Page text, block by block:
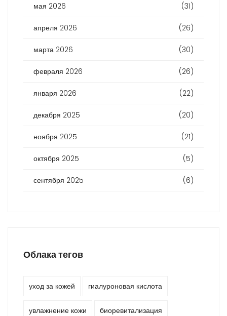
мая 2026 (31)
апреля 2026 (26)
марта 2026 (30)
февраля 2026 (26)
января 2026 (22)
декабря 2025 (20)
ноября 2025 (21)
октября 2025 (5)
сентября 2025 (6)
Облака тегов
уход за кожей гиалуроновая кислота
увлажнение кожи биоревитализация